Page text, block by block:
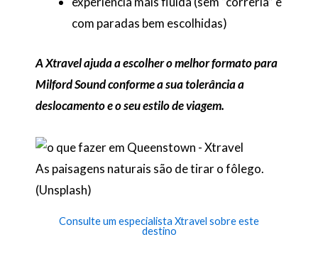
com paradas bem escolhidas)
A Xtravel ajuda a escolher o melhor formato para
Milford Sound conforme a sua tolerância a
deslocamento e o seu estilo de viagem.
As paisagens naturais são de tirar o fôlego.
(Unsplash)
Consulte um especialista Xtravel sobre este
destino